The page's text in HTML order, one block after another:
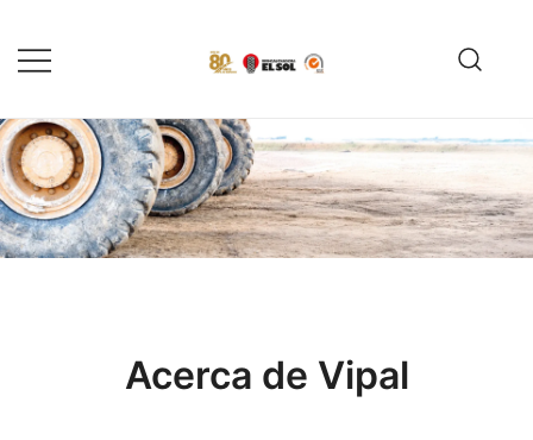
contenido
Reencauche de llantas con
Calidad ISO 9001
reencauche de llantas con garantía
ISO 9001
Acerca de Vipal